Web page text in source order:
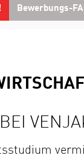
Bewerbungs-